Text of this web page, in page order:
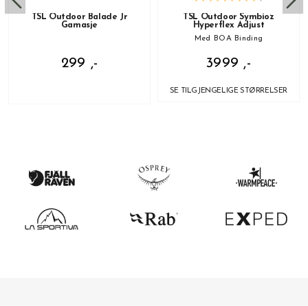
TSL Outdoor Balade Jr
Gamasje
299 ,-
TSL Outdoor Symbioz
Hyperflex Adjust
Med BOA Binding
3999 ,-
SE TILGJENGELIGE STØRRELSER